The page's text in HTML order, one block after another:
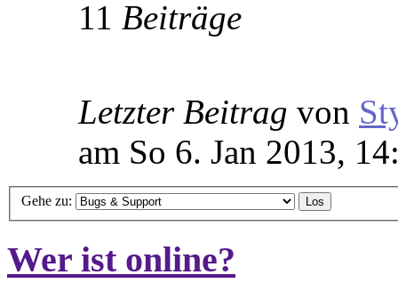
11 Beiträge
Letzter Beitrag von
am So 6. Jan 2013,
Gehe zu:
Wer ist online?